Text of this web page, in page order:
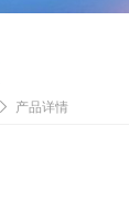
产品详情